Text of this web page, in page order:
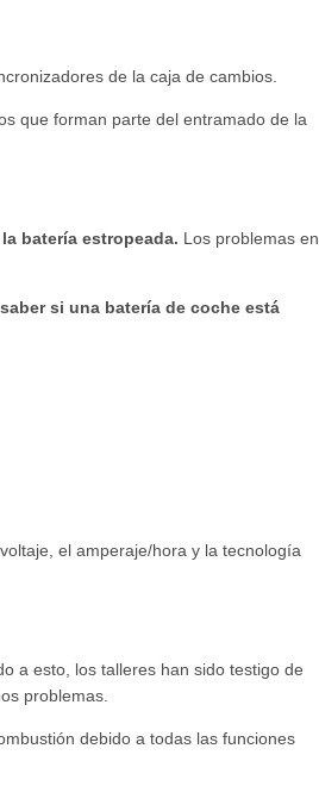
de la caja de cambios.
que forman parte del entramado de la
batería estropeada. Los problemas en
si una batería de coche está
el amperaje/hora y la tecnología
a esto, los talleres han sido testigo de
problemas.
debido a todas las funciones